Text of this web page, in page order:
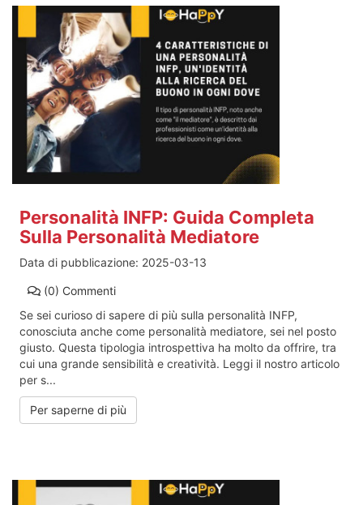
Personalità INFP: Guida Completa
Sulla Personalità Mediatore
Data di pubblicazione: 2025-03-13
(0) Commenti
Se sei curioso di sapere di più sulla personalità INFP,
conosciuta anche come personalità mediatore, sei nel posto
giusto. Questa tipologia introspettiva ha molto da offrire, tra
cui una grande sensibilità e creatività. Leggi il nostro articolo
per s...
Per saperne di più